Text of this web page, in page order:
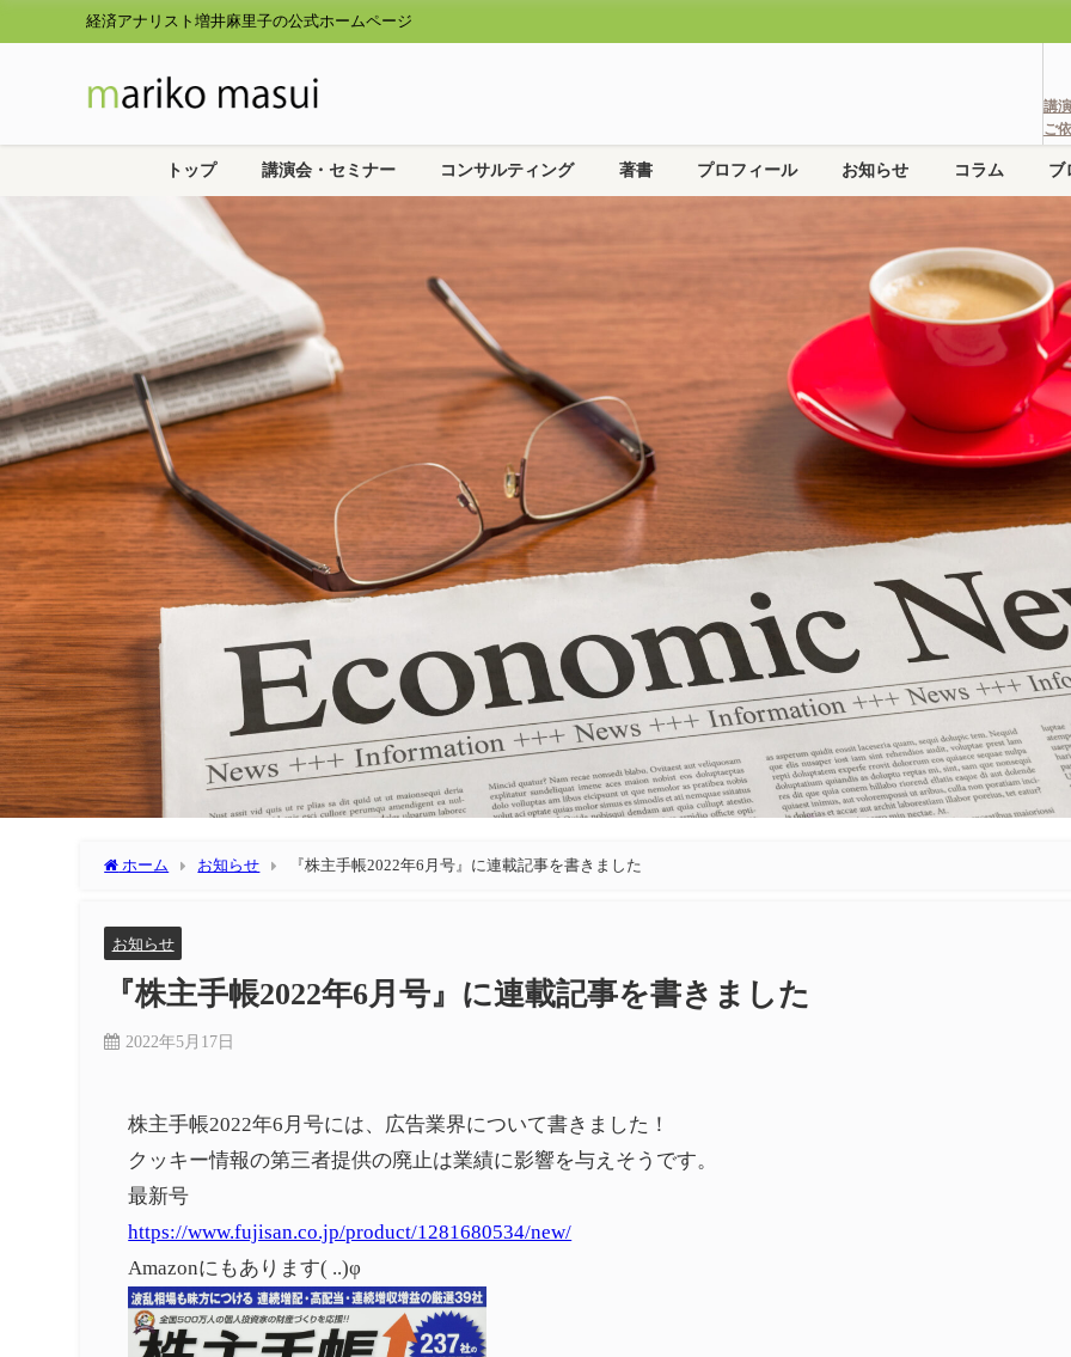
経済アナリスト増井麻里子の公式ホームページ
講
ご
トップ 講演会・セミナー コンサルティング 著書 プロフィール お知らせ コラム ブ
ホーム お知らせ 『株主手帳2022年6月号』に連載記事を書きました
お知らせ
『株主手帳2022年6月号』に連載記事を書きました
2022年5月17日
株主手帳2022年6月号には、広告業界について書きました！
クッキー情報の第三者提供の廃止は業績に影響を与えそうです。
最新号
https://www.fujisan.co.jp/product/1281680534/new/
Amazonにもあります( ..)φ